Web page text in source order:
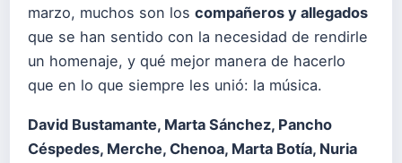
marzo, muchos son los compañeros y allegados
que se han sentido con la necesidad de rendirle
un homenaje, y qué mejor manera de hacerlo
que en lo que siempre les unió: la música.
David Bustamante, Marta Sánchez, Pancho
Céspedes, Merche, Chenoa, Marta Botía, Nuria